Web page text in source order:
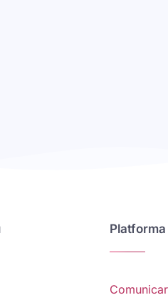
Platforma